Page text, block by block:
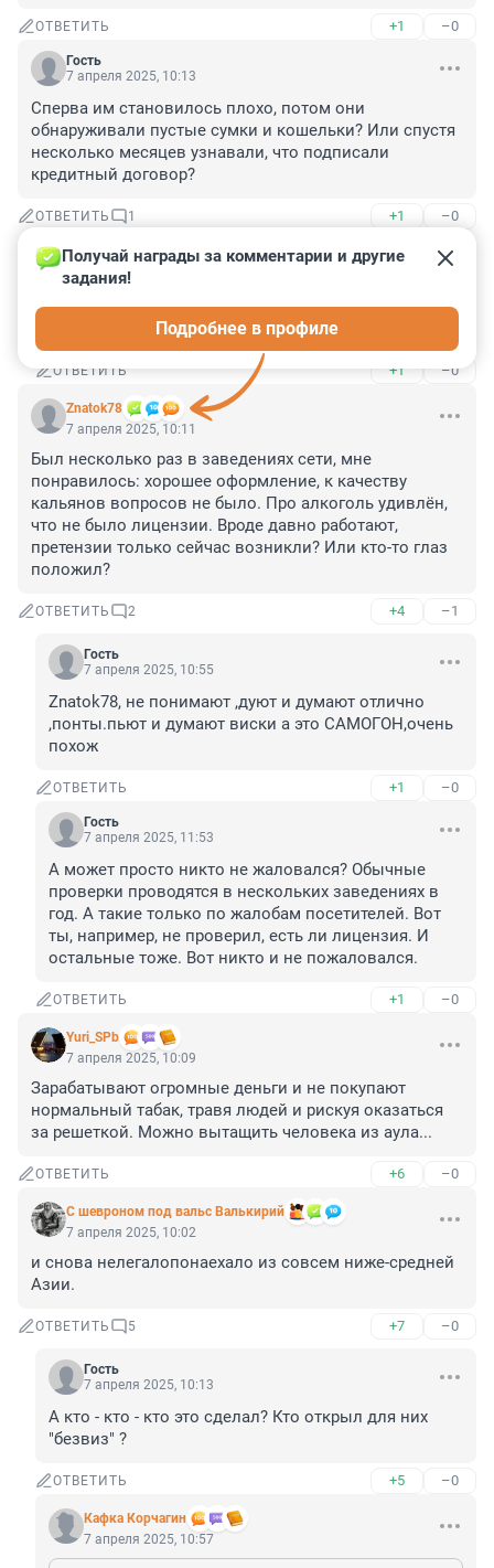
ОТВЕТИТЬ +1 –0
Гость
7 апреля 2025, 10:13
Сперва им становилось плохо, потом они
обнаруживали пустые сумки и кошельки? Или спустя
несколько месяцев узнавали, что подписали
кредитный договор?
ОТВЕТИТЬ 1 +1 –0
Гость
7 апреля 2025, 10:31
если много покурить то можно увидеть много
интересного но не переборщите а то будет плохо
ОТВЕТИТЬ +1 –0
Znatok78
Получай награды за комментарии и другие
задания!
Подробнее в профиле
7 апреля 2025, 10:11
Был несколько раз в заведениях сети, мне
понравилось: хорошее оформление, к качеству
кальянов вопросов не было. Про алкоголь удивлён,
что не было лицензии. Вроде давно работают,
претензии только сейчас возникли? Или кто-то глаз
положил?
ОТВЕТИТЬ 2 +4 –1
Гость
7 апреля 2025, 10:55
Znatok78, не понимают ,дуют и думают отлично
,понты.пьют и думают виски а это САМОГОН,очень
похож
ОТВЕТИТЬ +1 –0
Гость
7 апреля 2025, 11:53
А может просто никто не жаловался? Обычные
проверки проводятся в нескольких заведениях в
год. А такие только по жалобам посетителей. Вот
ты, например, не проверил, есть ли лицензия. И
остальные тоже. Вот никто и не пожаловался.
ОТВЕТИТЬ +1 –0
Yuri_SPb
7 апреля 2025, 10:09
Зарабатывают огромные деньги и не покупают
нормальный табак, травя людей и рискуя оказаться
за решеткой. Можно вытащить человека из аула...
ОТВЕТИТЬ +6 –0
С шевроном под вальс Валькирий
7 апреля 2025, 10:02
и снова нелегалопонаехало из совсем ниже-средней
Азии.
ОТВЕТИТЬ 5 +7 –0
Гость
7 апреля 2025, 10:13
А кто - кто - кто это сделал? Кто открыл для них
"безвиз" ?
ОТВЕТИТЬ +5 –0
Кафка Корчагин
7 апреля 2025, 10:57